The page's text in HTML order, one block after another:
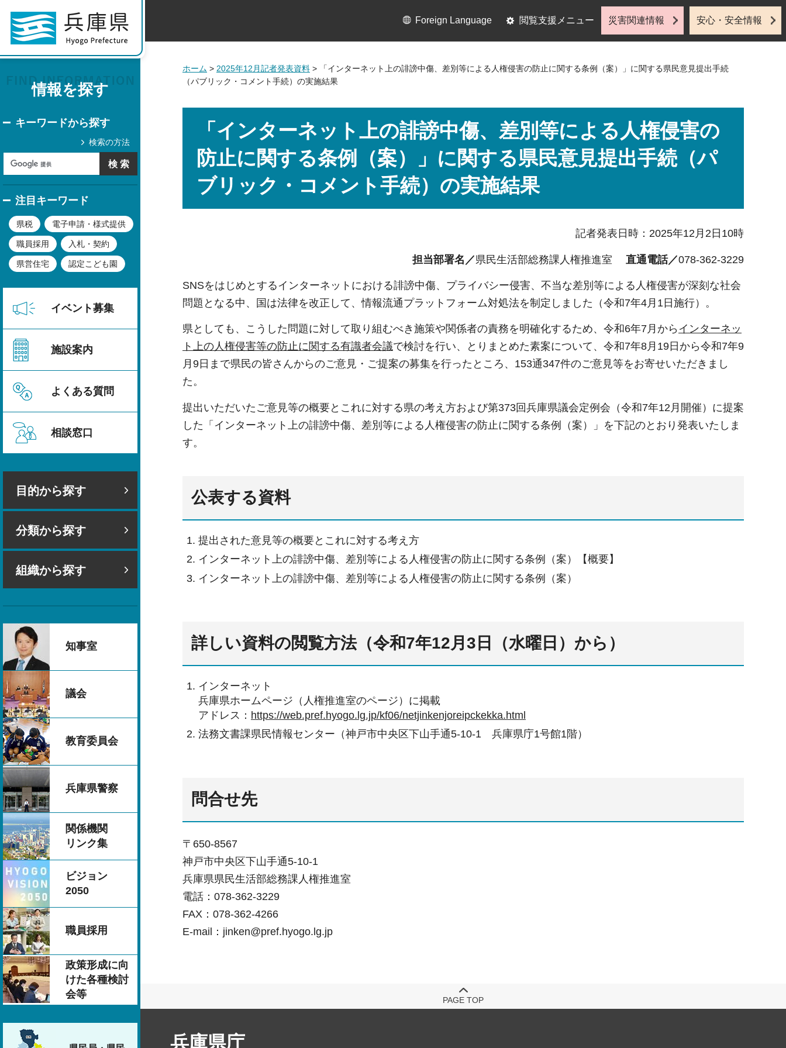
情報を探す
キーワードから探す
検索の方法
注目キーワード
県税 電子申請・様式提供
職員採用 入札・契約
県営住宅 認定こども園
イベント募集
施設案内
よくある質問
相談窓口
目的から探す
分類から探す
組織から探す
知事室
議会
教育委員会
兵庫県警察
関係機関
リンク集
ビジョン
2050
職員採用
政策形成に向
けた各種検討
会等
Foreign Language 閲覧支援メニュー 災害関連情報 安心・安全情報
ホーム > 2025年12月記者発表資料 > 「インターネット上の誹謗中傷、差別等による人権侵害の防止に関する条例（案）」に関する県民意見提出手続
（パブリック・コメント手続）の実施結果
「インターネット上の誹謗中傷、差別等による人権侵害の
防止に関する条例（案）」に関する県民意見提出手続（パ
ブリック・コメント手続）の実施結果
記者発表日時：2025年12月2日10時
担当部署名／県民生活部総務課人権推進室 直通電話／078-362-3229
SNSをはじめとするインターネットにおける誹謗中傷、プライバシー侵害、不当な差別等による人権侵害が深刻な社会
問題となる中、国は法律を改正して、情報流通プラットフォーム対処法を制定しました（令和7年4月1日施行）。
県としても、こうした問題に対して取り組むべき施策や関係者の責務を明確化するため、令和6年7月から インターネッ
ト上の人権侵害等の防止に関する有識者会議で検討を行い、とりまとめた素案について、令和7年8月19日から令和7年9
月9日まで県民の皆さんからのご意見・ご提案の募集を行ったところ、153通347件のご意見等をお寄せいただきまし
た。
提出いただいたご意見等の概要とこれに対する県の考え方および第373回兵庫県議会定例会（令和7年12月開催）に提案
した「インターネット上の誹謗中傷、差別等による人権侵害の防止に関する条例（案）」を下記のとおり発表いたしま
す。
公表する資料
提出された意見等の概要とこれに対する考え方
インターネット上の誹謗中傷、差別等による人権侵害の防止に関する条例（案）【概要】
インターネット上の誹謗中傷、差別等による人権侵害の防止に関する条例（案）
詳しい資料の閲覧方法（令和7年12月3日（水曜日）から）
インターネット
兵庫県ホームページ（人権推進室のページ）に掲載
アドレス： https://web.pref.hyogo.lg.jp/kf06/netjinkenjoreipckekka.html
法務文書課県民情報センター（神戸市中央区下山手通5-10-1 兵庫県庁1号館1階）
問合せ先
〒650-8567
神戸市中央区下山手通5-10-1
兵庫県県民生活部総務課人権推進室
電話：078-362-3229
FAX：078-362-4266
E-mail：jinken@pref.hyogo.lg.jp
PAGE TOP
兵庫県庁